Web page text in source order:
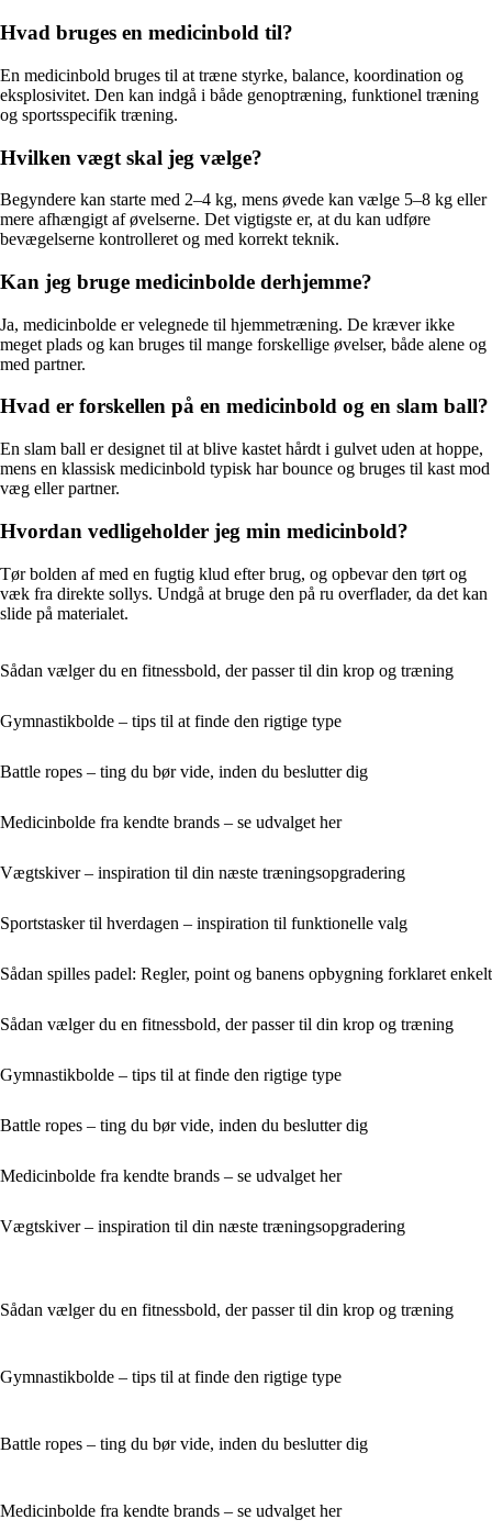
Hvad bruges en medicinbold til?
En medicinbold bruges til at træne styrke, balance, koordination og
eksplosivitet. Den kan indgå i både genoptræning, funktionel træning
og sportsspecifik træning.
Hvilken vægt skal jeg vælge?
Begyndere kan starte med 2–4 kg, mens øvede kan vælge 5–8 kg eller
mere afhængigt af øvelserne. Det vigtigste er, at du kan udføre
bevægelserne kontrolleret og med korrekt teknik.
Kan jeg bruge medicinbolde derhjemme?
Ja, medicinbolde er velegnede til hjemmetræning. De kræver ikke
meget plads og kan bruges til mange forskellige øvelser, både alene og
med partner.
Hvad er forskellen på en medicinbold og en slam ball?
En slam ball er designet til at blive kastet hårdt i gulvet uden at hoppe,
mens en klassisk medicinbold typisk har bounce og bruges til kast mod
væg eller partner.
Hvordan vedligeholder jeg min medicinbold?
Tør bolden af med en fugtig klud efter brug, og opbevar den tørt og
væk fra direkte sollys. Undgå at bruge den på ru overflader, da det kan
slide på materialet.
Sådan vælger du en fitnessbold, der passer til din krop og træning
Gymnastikbolde – tips til at finde den rigtige type
Battle ropes – ting du bør vide, inden du beslutter dig
Medicinbolde fra kendte brands – se udvalget her
Vægtskiver – inspiration til din næste træningsopgradering
Sportstasker til hverdagen – inspiration til funktionelle valg
Sådan spilles padel: Regler, point og banens opbygning forklaret enkelt
Sådan vælger du en fitnessbold, der passer til din krop og træning
Gymnastikbolde – tips til at finde den rigtige type
Battle ropes – ting du bør vide, inden du beslutter dig
Medicinbolde fra kendte brands – se udvalget her
Vægtskiver – inspiration til din næste træningsopgradering
Sådan vælger du en fitnessbold, der passer til din krop og træning
Gymnastikbolde – tips til at finde den rigtige type
Battle ropes – ting du bør vide, inden du beslutter dig
Medicinbolde fra kendte brands – se udvalget her